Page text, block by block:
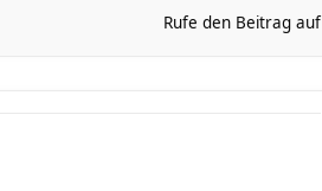
Rufe den Beitrag auf